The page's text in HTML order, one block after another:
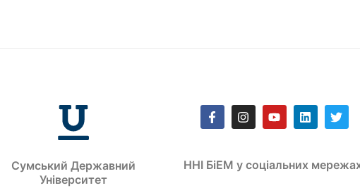
Сумський Державний
Університет
ННІ БіЕМ у соціальних